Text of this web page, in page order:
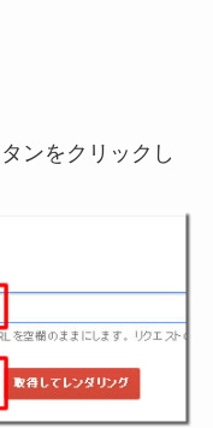
ンをクリックし